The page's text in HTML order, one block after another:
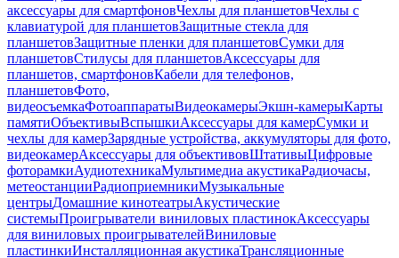
аксессуары для смартфоновЧехлы для планшетовЧехлы с
клавиатурой для планшетовЗащитные стекла для
планшетовЗащитные пленки для планшетовСумки для
планшетовСтилусы для планшетовАксессуары для
планшетов, смартфоновКабели для телефонов,
планшетовФото,
видеосъемкаФотоаппаратыВидеокамерыЭкшн-камерыКарты
памятиОбъективыВспышкиАксессуары для камерСумки и
чехлы для камерЗарядные устройства, аккумуляторы для фото,
видеокамерАксессуары для объективовШтативыЦифровые
фоторамкиАудиотехникаМультимедиа акустикаРадиочасы,
метеостанцииРадиоприемникиМузыкальные
центрыДомашние кинотеатрыАкустические
системыПроигрыватели виниловых пластинокАксессуары
для виниловых проигрывателейВиниловые
пластинкиИнсталляционная акустикаТрансляционные